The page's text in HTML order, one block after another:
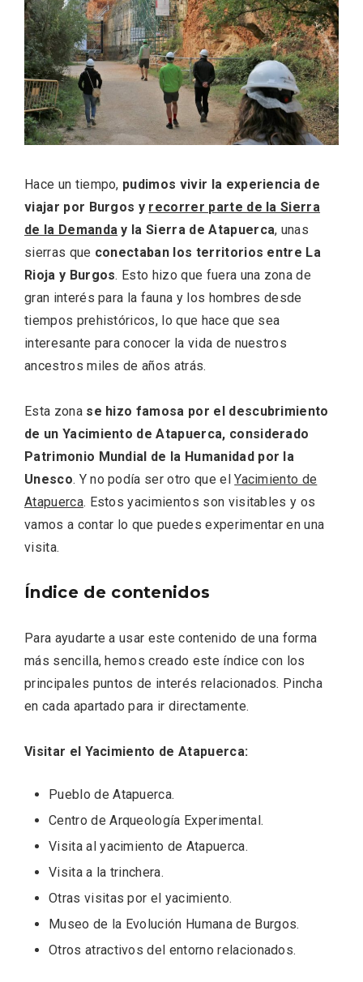
Hace un tiempo, pudimos vivir la experiencia de
viajar por Burgos y recorrer parte de la Sierra
de la Demanda y la Sierra de Atapuerca, unas
sierras que conectaban los territorios entre La
Rioja y Burgos. Esto hizo que fuera una zona de
gran interés para la fauna y los hombres desde
tiempos prehistóricos, lo que hace que sea
interesante para conocer la vida de nuestros
ancestros miles de años atrás.
Esta zona se hizo famosa por el descubrimiento
de un Yacimiento de Atapuerca, considerado
Patrimonio Mundial de la Humanidad por la
Unesco. Y no podía ser otro que elYacimiento de
Atapuerca. Estos yacimientos son visitables y os
vamos a contar lo que puedes experimentar en una
visita.
Índice de contenidos
Para ayudarte a usar este contenido de una forma
más sencilla, hemos creado este índice con los
principales puntos de interés relacionados. Pincha
en cada apartado para ir directamente.
Visitar el Yacimiento de Atapuerca:
Pueblo de Atapuerca.
Centro de Arqueología Experimental .
Visita al yacimiento de Atapuerca.
Visita a la trinchera.
Otras visitas por el yacimiento.
Museo de la Evolución Humana de Burgos.
Otros atractivos del entorno relacionados.
ACCEDER
Ultimas entradas
Fiesta de los Fueros 2026 de Sepúlveda
y Feria de Artesanía
Velay, una imagen renovada para el
vermouth de Valladolid